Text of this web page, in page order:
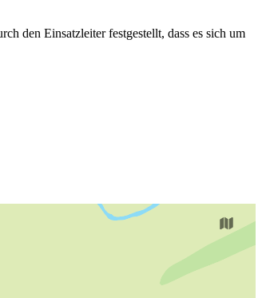
den Einsatzleiter festgestellt, dass es sich um